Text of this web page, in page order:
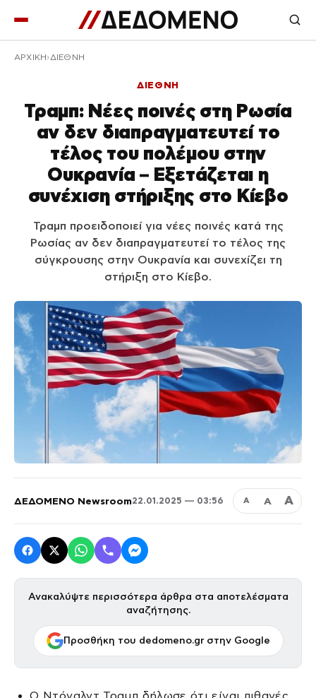
ΑΡΧΙΚΉ ΔΙΕΘΝΗ
ΔΙΕΘΝΗ
Τραμπ: Νέες ποινές στη Ρωσία
αν δεν διαπραγματευτεί το
τέλος του πολέμου στην
Ουκρανία – Εξετάζεται η
συνέχιση στήριξης στο Κίεβο
Τραμπ προειδοποιεί για νέες ποινές κατά της
Ρωσίας αν δεν διαπραγματευτεί το τέλος της
σύγκρουσης στην Ουκρανία και συνεχίζει τη
στήριξη στο Κίεβο.
ΔΕΔΟΜΕΝΟ Newsroom22.01.2025 — 03:56 Α Α Α
Ανακαλύψτε περισσότερα άρθρα στα αποτελέσματα
αναζήτησης.
Προσθήκη του dedomeno.gr στην Google
Ο Ντόναλντ Τραμπ δήλωσε ότι είναι πιθανές